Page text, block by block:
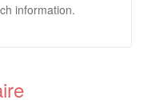
information.